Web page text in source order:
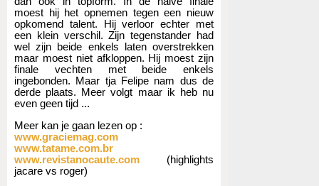
moest hij het opnemen tegen een nieuw
opkomend talent. Hij verloor echter met
een klein verschil. Zijn tegenstander had
wel zijn beide enkels laten overstrekken
maar moest niet afkloppen. Hij moest zijn
finale vechten met beide enkels
ingebonden. Maar tja Felipe nam dus de
derde plaats. Meer volgt maar ik heb nu
even geen tijd ...
Meer kan je gaan lezen op :
www.graciemag.com
www.tatame.com.br
www.revistanocaute.com (highlights
jacare vs roger)